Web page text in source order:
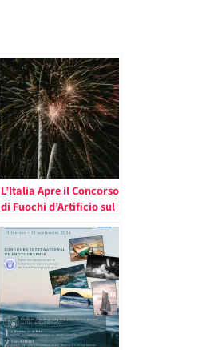
L’Italia Apre il Concorso
di Fuochi d’Artificio sul
date)